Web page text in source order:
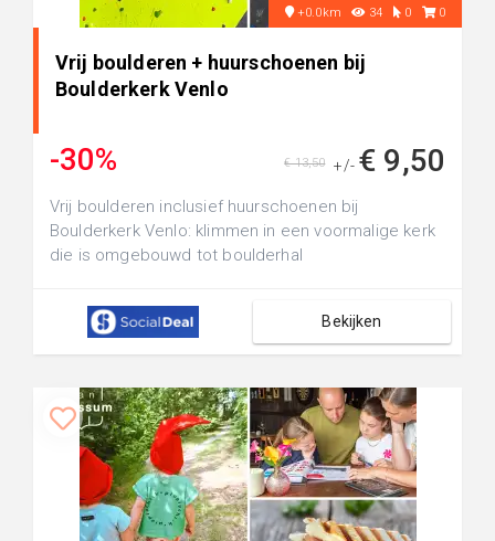
+0.0km 34 0 0
Vrij boulderen + huurschoenen bij
Boulderkerk Venlo
-30% +/- € 9,50
€ 13,50
Vrij boulderen inclusief huurschoenen bij
Boulderkerk Venlo: klimmen in een voormalige kerk
die is omgebouwd tot boulderhal
Bekijken